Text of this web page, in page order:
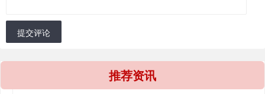
提交评论
推荐资讯